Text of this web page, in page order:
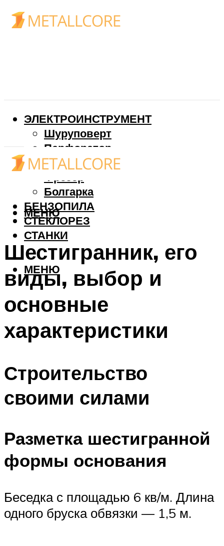
ЭЛЕКТРОИНСТРУМЕНТ
Шуруповерт
Перфоратор
Дрель
Фрезер
Болгарка
БЕНЗОПИЛА
СТЕКЛОРЕЗ
СТАНКИ
МЕНЮ
МЕНЮ
Шестигранник, его
виды, выбор и
основные
характеристики
Строительство
своими силами
Разметка шестигранной
формы основания
Беседка с площадью 6 кв/м. Длина
одного бруска обвязки — 1,5 м.